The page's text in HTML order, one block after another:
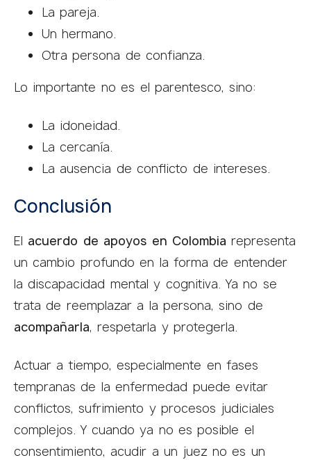
La pareja.
Un hermano.
Otra persona de confianza.
Lo importante no es el parentesco, sino:
La idoneidad.
La cercanía.
La ausencia de conflicto de intereses.
Conclusión
El acuerdo de apoyos en Colombia representa
un cambio profundo en la forma de entender
la discapacidad mental y cognitiva. Ya no se
trata de reemplazar a la persona, sino de
acompañarla, respetarla y protegerla.
Actuar a tiempo, especialmente en fases
tempranas de la enfermedad puede evitar
conflictos, sufrimiento y procesos judiciales
complejos. Y cuando ya no es posible el
consentimiento, acudir a un juez no es un